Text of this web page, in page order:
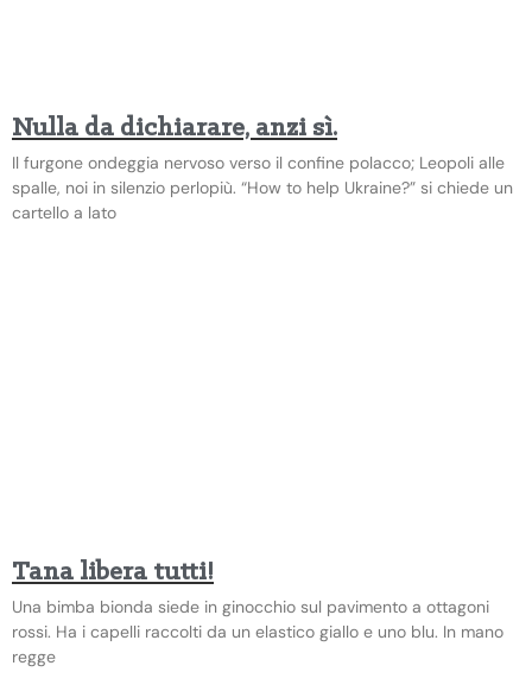
Nulla da dichiarare, anzi sì.
Il furgone ondeggia nervoso verso il confine polacco; Leopoli alle
spalle, noi in silenzio perlopiù. “How to help Ukraine?” si chiede un
cartello a lato
Tana libera tutti!
Una bimba bionda siede in ginocchio sul pavimento a ottagoni
rossi. Ha i capelli raccolti da un elastico giallo e uno blu. In mano
regge